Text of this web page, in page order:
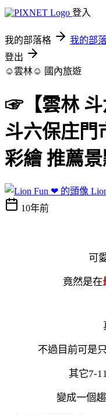
登入
我的部落格 我的部
登出
☺雲林☺ 國內旅遊
☞【雲林 斗
斗六保庄門
彩繪 推薦
10年前
可
竟然是在
不過目前可是
其它7-
變成一個